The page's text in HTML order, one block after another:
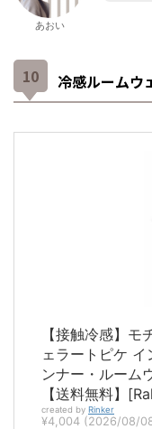
あおい
冷感ルームウ
【接触冷感】
ェラートピケ
ンナー・ルーム
【送料無料】
created by Rinker
¥4,004 (2026/08/